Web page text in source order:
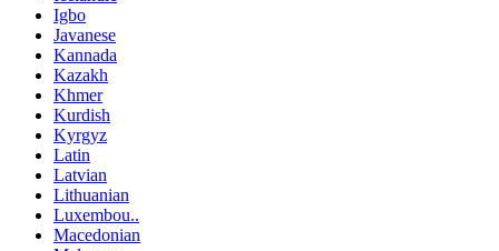
Igbo
Javanese
Kannada
Kazakh
Khmer
Kurdish
Kyrgyz
Latin
Latvian
Lithuanian
Luxembou..
Macedonian